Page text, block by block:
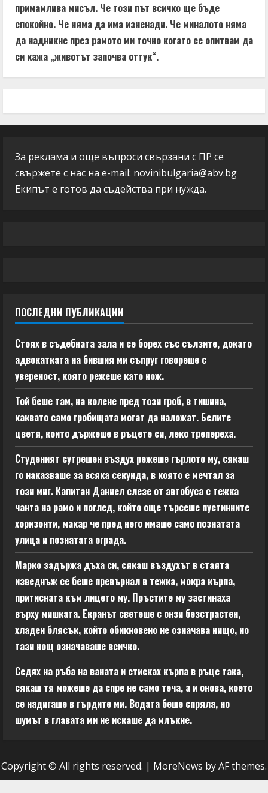
примамлива мисъл. Че този път всичко ще бъде
спокойно. Че няма да има изненади. Че миналото няма
да надникне през рамото ми точно когато се опитвам да
си кажа „животът започва оттук“.
За реклама и още въпроси свързани с ПР се
свържете с нас на e-mail: novinibulgaria@abv.bg
Екипът е готов да съдейства при нужда.
ПОСЛЕДНИ ПУБЛИКАЦИИ
Стоях в съдебната зала и се борех със сълзите, докато
адвокатката на бившия ми съпруг говореше с
увереност, която режеше като нож.
Той беше там, на колене пред този гроб, в тишина,
каквато само гробищата могат да наложат. Белите
цветя, които държеше в ръцете си, леко трепереха.
Студеният сутрешен въздух режеше гърлото му, сякаш
го наказваше за всяка секунда, в която е мечтал за
този миг. Капитан Даниел слезе от автобуса с тежка
чанта на рамо и поглед, който още търсеше пустинните
хоризонти, макар че пред него имаше само познатата
улица и познатата ограда.
Марко задържа дъха си, сякаш въздухът в стаята
изведнъж се беше превърнал в тежка, мокра кърпа,
притисната към лицето му. Пръстите му застинаха
върху мишката. Екранът светеше с онзи безстрастен,
хладен блясък, който обикновено не означава нищо, но
тази нощ означаваше всичко.
Седях на ръба на ваната и стисках кърпа в ръце така,
сякаш тя можеше да спре не само теча, а и онова, което
се надигаше в гърдите ми. Водата беше спряла, но
шумът в главата ми не искаше да млъкне.
Copyright © All rights reserved. | MoreNews by AF themes.